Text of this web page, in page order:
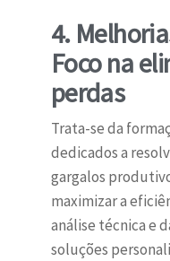
4.
Foco na
perdas
Trata-se da
dedicados a
gargalos
maximizar a
análise técnica e
soluções